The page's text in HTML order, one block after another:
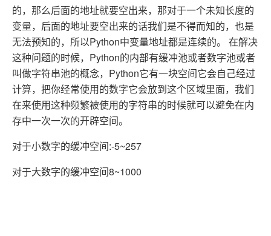
的，那么后面的地址就要空出来，那对于一个未知长度的
变量，后面的地址要空出来的话我们是不得而知的，也是
无法预知的，所以Python中变量地址都是连续的。 在解决
这种问题的时候，Python的内部有缓冲池或者数字池或者
叫做字符串池的概念，Python它有一块空间它会自己经过
计算，把你经常使用的数字它会放到这个区域里面，我们
在来使用这种频繁被使用的字符串的时候就可以避免在内
存中一次一次的开辟空间。
对于小数字的缓冲空间:-5~257
对于大数字的缓冲空间8~1000